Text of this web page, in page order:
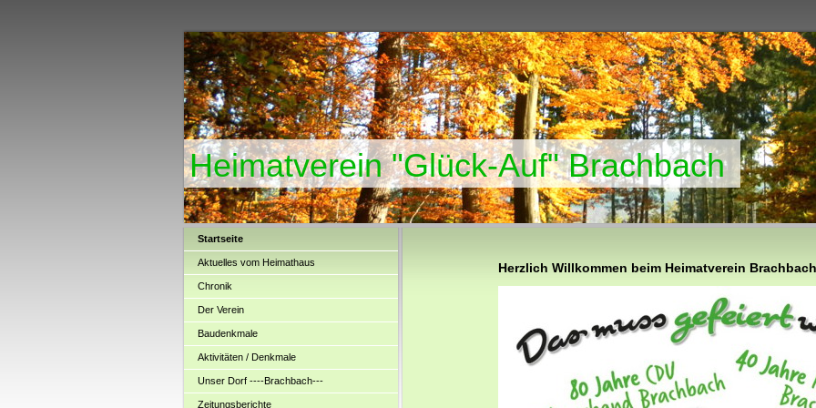
Heimatverein "Glück-Auf" Brachbach
Startseite
Aktuelles vom Heimathaus
Chronik
Der Verein
Baudenkmale
Aktivitäten / Denkmale
Unser Dorf ----Brachbach---
Zeitungsberichte
Herzlich Willkommen beim Heimatverein Brachbach